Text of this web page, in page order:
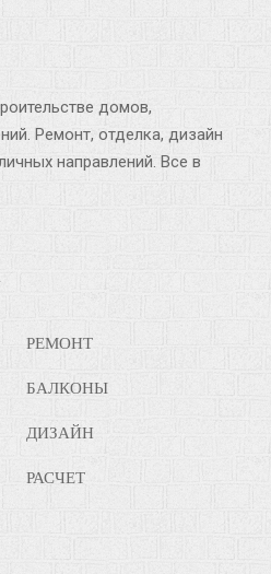
домов,
Ремонт, отделка, дизайн
направлений. Все в
РЕМОНТ
БАЛКОНЫ
ДИЗАЙН
РАСЧЕТ